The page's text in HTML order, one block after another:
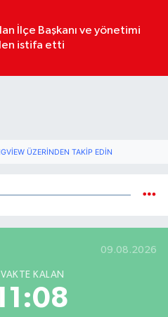
İlçe Başkanı ve yönetimi
istifa etti
ÜZERINDEN TAKIP EDIN
09.08.2026
KALAN